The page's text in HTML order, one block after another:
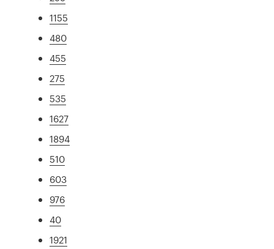
1155
480
455
275
535
1627
1894
510
603
976
40
1921